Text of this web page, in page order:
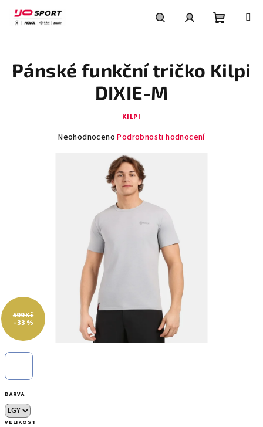
obsah
košík
BARVA
VELIKOST
Pánské funkční tričko Kilpi
DIXIE-M
KILPI
Průměrné
hvězdiček.
Neohodnoceno Podrobnosti hodnocení
599 Kč
–33 %